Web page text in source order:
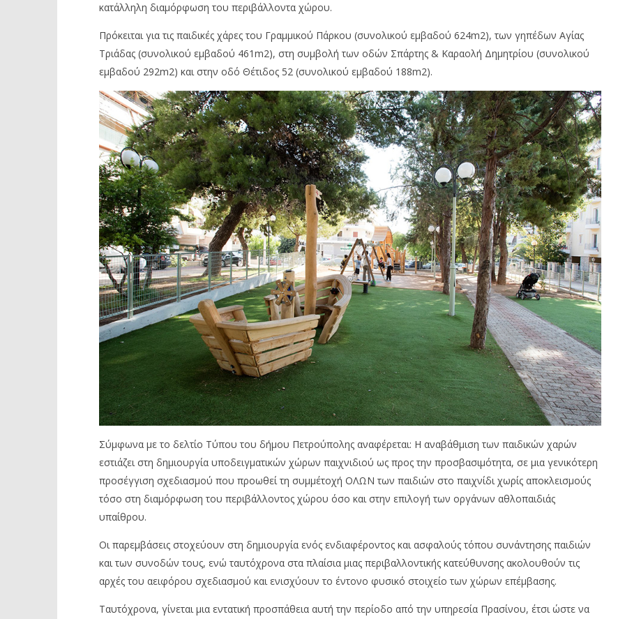
κατάλληλη διαμόρφωση του περιβάλλοντα χώρου.
Πρόκειται για τις παιδικές χάρες του Γραμμικού Πάρκου (συνολικού εμβαδού 624m2), των γηπέδων Αγίας
Τριάδας (συνολικού εμβαδού 461m2), στη συμβολή των οδών Σπάρτης & Καραολή Δημητρίου (συνολικού
εμβαδού 292m2) και στην οδό Θέτιδος 52 (συνολικού εμβαδού 188m2).
Σύμφωνα με το δελτίο Τύπου του δήμου Πετρούπολης αναφέρεται: Η αναβάθμιση των παιδικών χαρών
εστιάζει στη δημιουργία υποδειγματικών χώρων παιχνιδιού ως προς την προσβασιμότητα, σε μια γενικότερη
προσέγγιση σχεδιασμού που προωθεί τη συμμέτοχή ΟΛΩΝ των παιδιών στο παιχνίδι χωρίς αποκλεισμούς
τόσο στη διαμόρφωση του περιβάλλοντος χώρου όσο και στην επιλογή των οργάνων αθλοπαιδιάς
υπαίθρου.
Οι παρεμβάσεις στοχεύουν στη δημιουργία ενός ενδιαφέροντος και ασφαλούς τόπου συνάντησης παιδιών
και των συνοδών τους, ενώ ταυτόχρονα στα πλαίσια μιας περιβαλλοντικής κατεύθυνσης ακολουθούν τις
αρχές του αειφόρου σχεδιασμού και ενισχύουν το έντονο φυσικό στοιχείο των χώρων επέμβασης.
Ταυτόχρονα, γίνεται μια εντατική προσπάθεια αυτή την περίοδο από την υπηρεσία Πρασίνου, έτσι ώστε να